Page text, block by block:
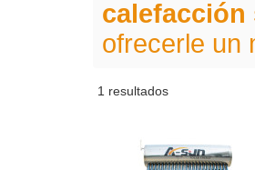
calefacción
ofrecerle un
1 resultados